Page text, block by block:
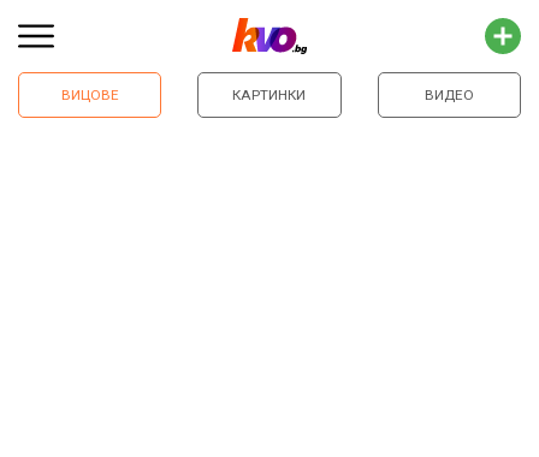
ВИЦОВЕ КАРТИНКИ ВИДЕО